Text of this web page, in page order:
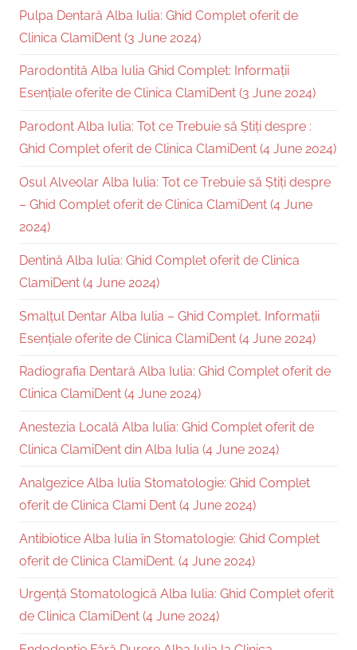
Pulpa Dentară Alba Iulia: Ghid Complet oferit de
Clinica ClamiDent (3 June 2024)
Parodontită Alba Iulia Ghid Complet: Informații
Esențiale oferite de Clinica ClamiDent (3 June 2024)
Parodont Alba Iulia: Tot ce Trebuie să Știți despre :
Ghid Complet oferit de Clinica ClamiDent (4 June 2024)
Osul Alveolar Alba Iulia: Tot ce Trebuie să Știți despre
– Ghid Complet oferit de Clinica ClamiDent (4 June
2024)
Dentină Alba Iulia: Ghid Complet oferit de Clinica
ClamiDent (4 June 2024)
Smalțul Dentar Alba Iulia – Ghid Complet, Informații
Esențiale oferite de Clinica ClamiDent (4 June 2024)
Radiografia Dentară Alba Iulia: Ghid Complet oferit de
Clinica ClamiDent (4 June 2024)
Anestezia Locală Alba Iulia: Ghid Complet oferit de
Clinica ClamiDent din Alba Iulia (4 June 2024)
Analgezice Alba Iulia Stomatologie: Ghid Complet
oferit de Clinica Clami Dent (4 June 2024)
Antibiotice Alba Iulia în Stomatologie: Ghid Complet
oferit de Clinica ClamiDent. (4 June 2024)
Urgență Stomatologică Alba Iulia: Ghid Complet oferit
de Clinica ClamiDent (4 June 2024)